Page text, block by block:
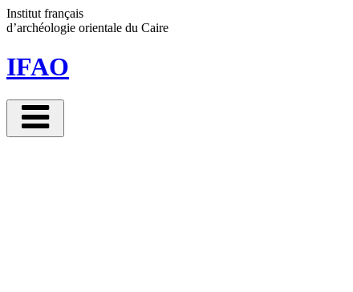
Institut français
d’archéologie orientale du Caire
IFAO
Panneau de gestion des cookies